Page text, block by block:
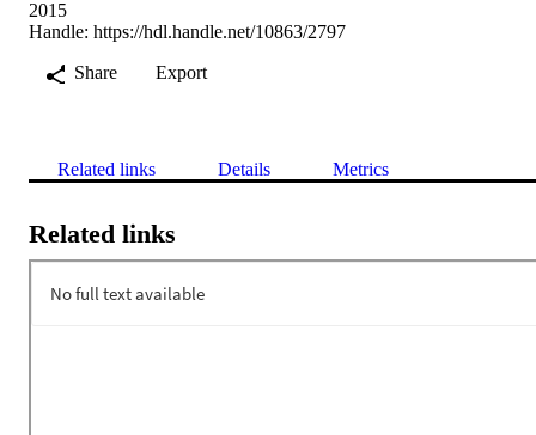
2015
Handle: https://hdl.handle.net/10863/2797
Share
Export
Related links Details Metrics
Related links